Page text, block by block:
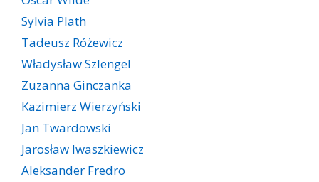
Sylvia Plath
Tadeusz Różewicz
Władysław Szlengel
Zuzanna Ginczanka
Kazimierz Wierzyński
Jan Twardowski
Jarosław Iwaszkiewicz
Aleksander Fredro